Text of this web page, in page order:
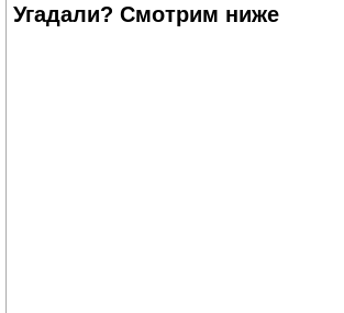
Угадали? Смотрим ниже